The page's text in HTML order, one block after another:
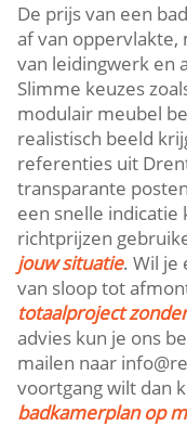
De prijs van een
af van
van leidingwerk en
Slimme keuzes
modulair meubel
realistisch beeld
referenties uit
transparante
een snelle indicatie
richtprijzen
jouw situatie. Wil je
van sloop tot
totaalproject
advies kun je ons
mailen naar
voortgang wilt dan
badkamerplan op